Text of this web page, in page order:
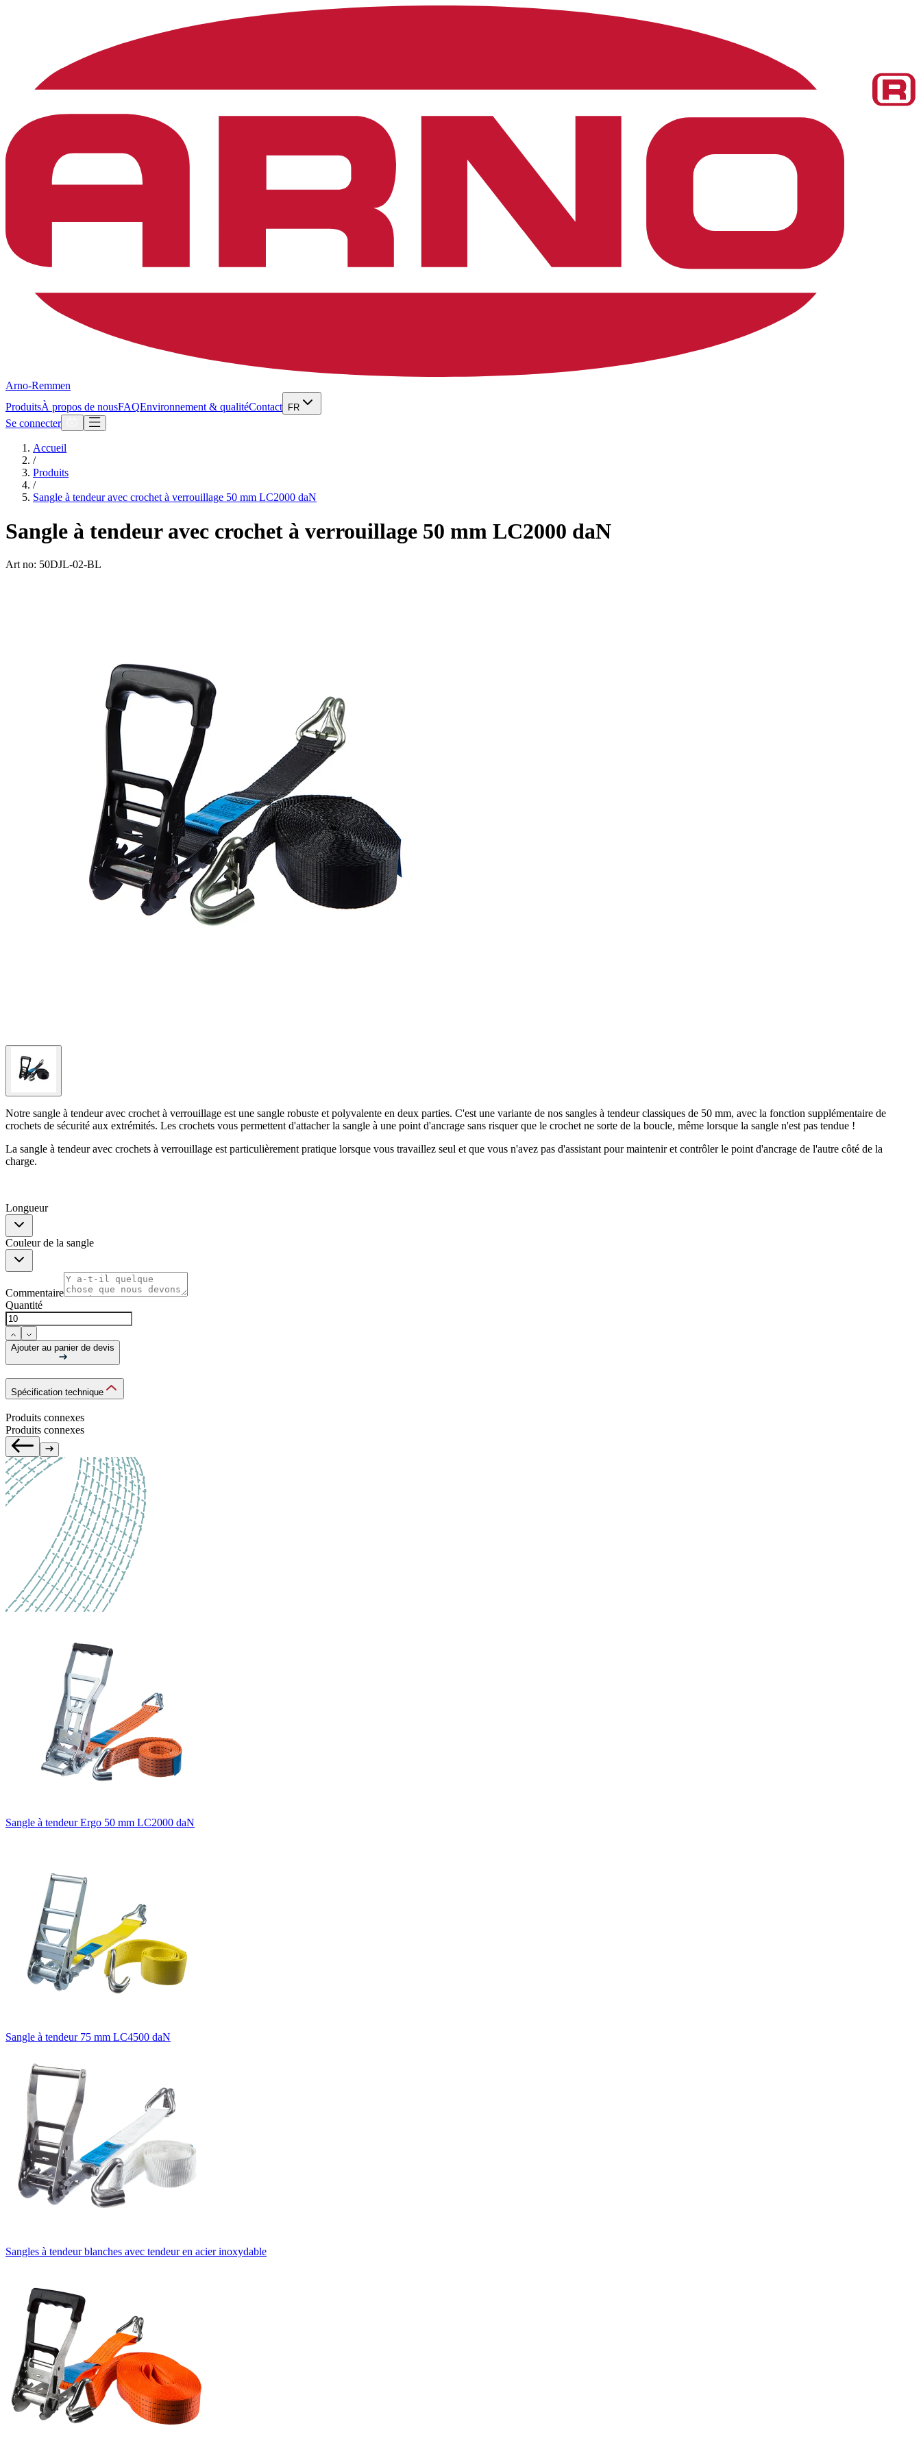
Arno-Remmen
ProduitsÀ propos de nousFAQEnvironnement & qualitéContact FR
Se connecter
Accueil
/
Produits
/
Sangle à tendeur avec crochet à verrouillage 50 mm LC2000 daN
Sangle à tendeur avec crochet à verrouillage 50 mm LC2000 daN
Art no: 50DJL-02-BL
Notre sangle à tendeur avec crochet à verrouillage est une sangle robuste et polyvalente en deux parties. C'est une variante de nos sangles à tendeur classiques de 50 mm, avec la fonction supplémentaire de
crochets de sécurité aux extrémités. Les crochets vous permettent d'attacher la sangle à une point d'ancrage sans risquer que le crochet ne sorte de la boucle, même lorsque la sangle n'est pas tendue !
La sangle à tendeur avec crochets à verrouillage est particulièrement pratique lorsque vous travaillez seul et que vous n'avez pas d'assistant pour maintenir et contrôler le point d'ancrage de l'autre côté de la
charge.
Longueur
Couleur de la sangle
Commentaire
Quantité
Ajouter au panier de devis
Spécification technique
Produits connexes
Produits connexes
Sangle à tendeur Ergo 50 mm LC2000 daN
Sangle à tendeur 75 mm LC4500 daN
Sangles à tendeur blanches avec tendeur en acier inoxydable